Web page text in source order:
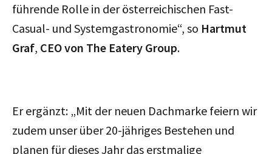
führende Rolle in der österreichischen Fast-
Casual- und Systemgastronomie“, so Hartmut
Graf, CEO von The Eatery Group.
Er ergänzt: „Mit der neuen Dachmarke feiern wir
zudem unser über 20-jähriges Bestehen und
planen für dieses Jahr das erstmalige